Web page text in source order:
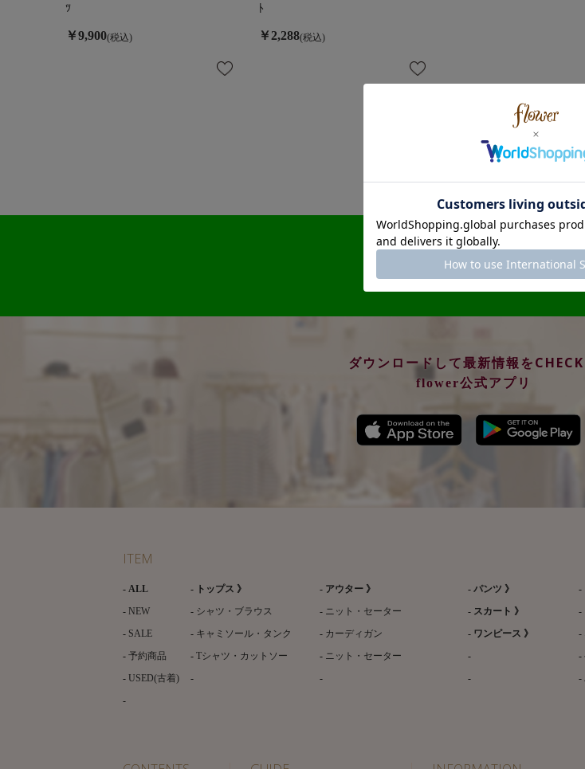
ﾂ
￥9,900(税込)
ﾄ
￥2,288(税込)
会員連携でク
ダウンロードして最新情報を
flower公式アプリ
ITEM
ALL トップス 》 アウター 》 パンツ 》
NEW
シャツ・ブラウス ニット・セーター スカート 》
SALE
キャミソール・タンク カーディガン ワンピース 》
予約商品
Tシャツ・カットソー ニット・セーター
USED(古着)